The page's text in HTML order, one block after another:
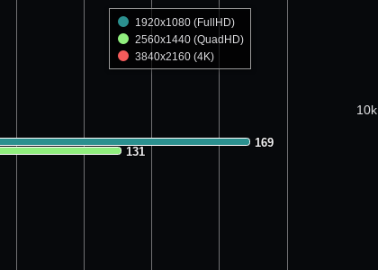
169
169
131
131
1920x1080 (FullHD)
2560x1440 (QuadHD)
3840x2160 (4K)
10k